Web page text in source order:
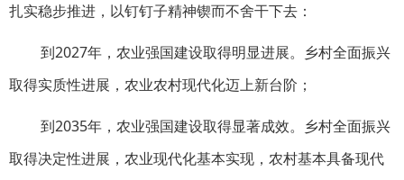
扎实稳步推进，以钉钉子精神锲而不舍干下去：
到2027年，农业强国建设取得明显进展。乡村全面振兴
取得实质性进展，农业农村现代化迈上新台阶；
到2035年，农业强国建设取得显著成效。乡村全面振兴
取得决定性进展，农业现代化基本实现，农村基本具备现代